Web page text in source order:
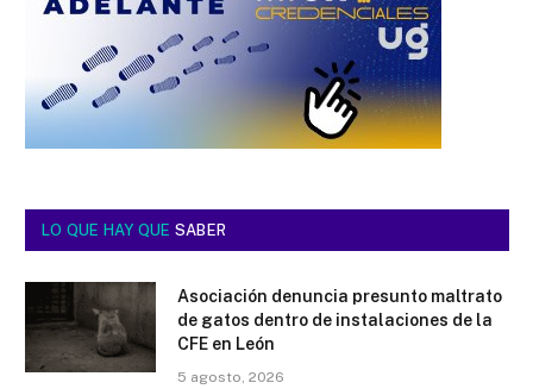
LO QUE HAY QUE SABER
Asociación denuncia presunto maltrato
de gatos dentro de instalaciones de la
CFE en León
5 agosto, 2026